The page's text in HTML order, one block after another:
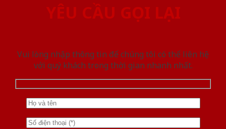
YÊU CẦU GỌI LẠI
Vui lòng nhập thông tin để chúng tôi có thể liên hệ
với quý khách trong thời gian nhanh nhất.